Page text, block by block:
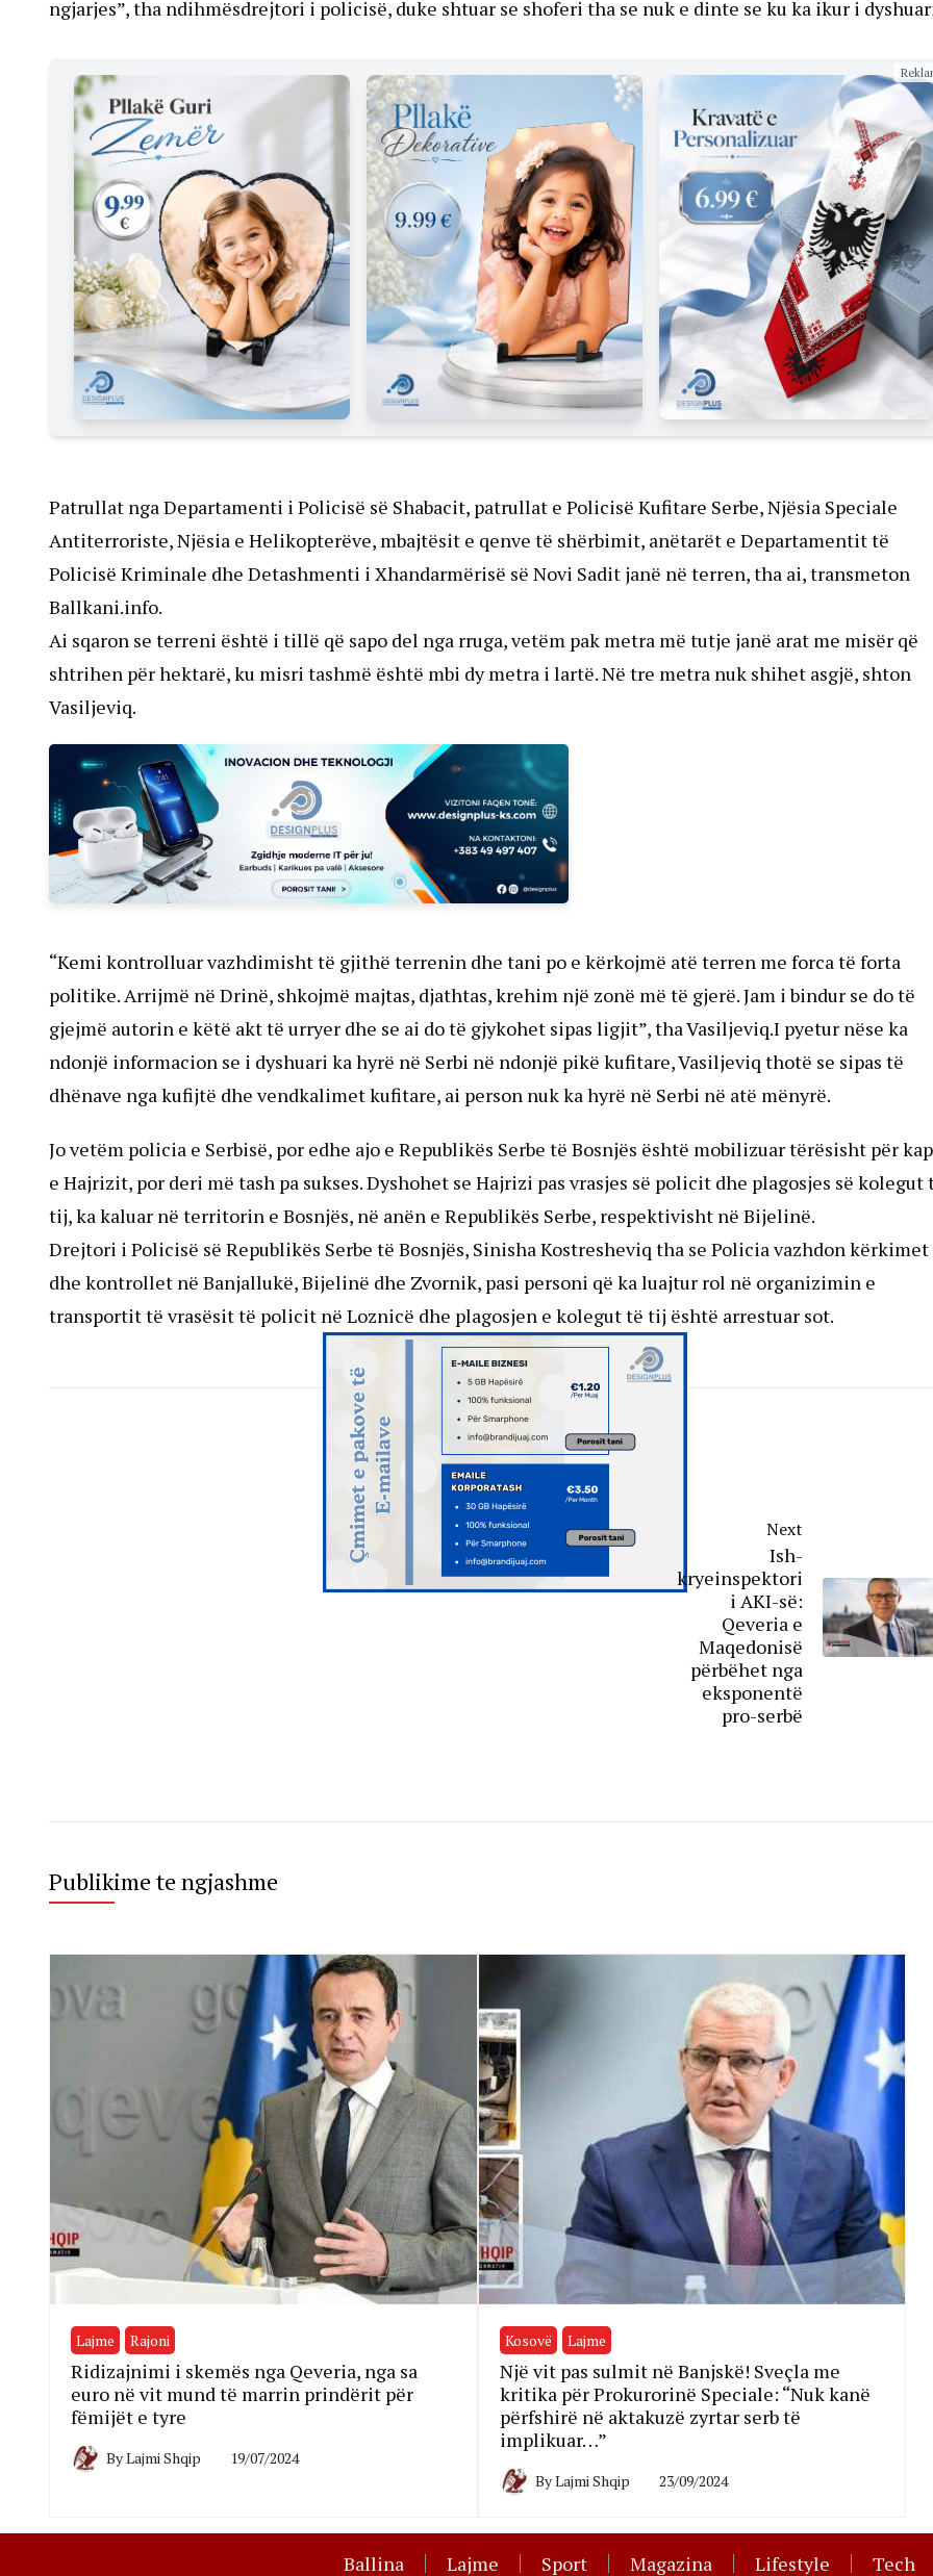
ngjarjes”, tha ndihmësdrejtori i policisë, duke shtuar se shoferi tha se nuk e dinte se ku ka ikur i
Patrullat nga Departamenti i Policisë së Shabacit, patrullat e Policisë Kufitare Serbe, Njësia Speciale
Antiterroriste, Njësia e Helikopterëve, mbajtësit e qenve të shërbimit, anëtarët e Departamentit të
Policisë Kriminale dhe Detashmenti i Xhandarmërisë së Novi Sadit janë në terren, tha ai, transmeton
Ballkani.info.
Ai sqaron se terreni është i tillë që sapo del nga rruga, vetëm pak metra më tutje janë arat me misër që
shtrihen për hektarë, ku misri tashmë është mbi dy metra i lartë. Në tre metra nuk shihet asgjë, shton
Vasiljeviq.
“Kemi kontrolluar vazhdimisht të gjithë terrenin dhe tani po e kërkojmë atë terren me forca të forta
politike. Arrijmë në Drinë, shkojmë majtas, djathtas, krehim një zonë më të gjerë. Jam i bindur se do të
gjejmë autorin e këtë akt të urryer dhe se ai do të gjykohet sipas ligjit”, tha Vasiljeviq.I pyetur nëse ka
ndonjë informacion se i dyshuari ka hyrë në Serbi në ndonjë pikë kufitare, Vasiljeviq thotë se sipas të
dhënave nga kufijtë dhe vendkalimet kufitare, ai person nuk ka hyrë në Serbi në atë mënyrë.
Jo vetëm policia e Serbisë, por edhe ajo e Republikës Serbe të Bosnjës është mobilizuar tërësisht për
e Hajrizit, por deri më tash pa sukses. Dyshohet se Hajrizi pas vrasjes së policit dhe plagosjes së kolegut
tij, ka kaluar në territorin e Bosnjës, në anën e Republikës Serbe, respektivisht në Bijelinë.
Drejtori i Policisë së Republikës Serbe të Bosnjës, Sinisha Kostresheviq tha se Policia vazhdon kërkimet
dhe kontrollet në Banjallukë, Bijelinë dhe Zvornik, pasi personi që ka luajtur rol në organizimin e
transportit të vrasësit të policit në Loznicë dhe plagosjen e kolegut të tij është arrestuar sot.
Next
Ish-
kryeinspektori
i AKI-së:
Qeveria e
Maqedonisë
përbëhet nga
eksponentë
pro-serbë
Publikime te ngjashme
Lajme Rajoni
Ridizajnimi i skemës nga Qeveria, nga sa
euro në vit mund të marrin prindërit për
fëmijët e tyre
ByLajmi Shqip 19/07/2024
Kosovë Lajme
Një vit pas sulmit në Banjskë! Sveçla me
kritika për Prokurorinë Speciale: “Nuk kanë
përfshirë në aktakuzë zyrtar serb të
implikuar…”
ByLajmi Shqip 23/09/2024
Ballina Lajme Sport Magazina Lifestyle Tech